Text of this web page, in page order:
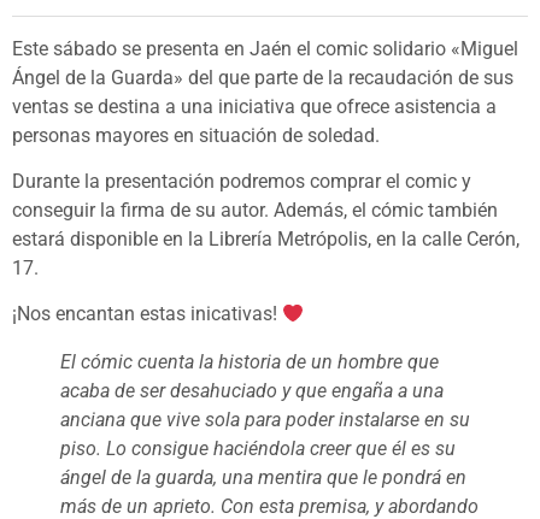
Este sábado se presenta en Jaén el comic solidario «Miguel
Ángel de la Guarda» del que parte de la recaudación de sus
ventas se destina a una iniciativa que ofrece asistencia a
personas mayores en situación de soledad.
Durante la presentación podremos comprar el comic y
conseguir la firma de su autor. Además, el cómic también
estará disponible en la Librería Metrópolis, en la calle Cerón,
17.
¡Nos encantan estas inicativas!
El cómic cuenta la historia de un hombre que
acaba de ser desahuciado y que engaña a una
anciana que vive sola para poder instalarse en su
piso. Lo consigue haciéndola creer que él es su
ángel de la guarda, una mentira que le pondrá en
más de un aprieto. Con esta premisa, y abordando